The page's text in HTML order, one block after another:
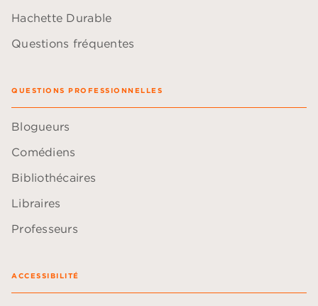
Hachette Durable
Questions fréquentes
QUESTIONS PROFESSIONNELLES
Blogueurs
Comédiens
Bibliothécaires
Libraires
Professeurs
ACCESSIBILITÉ